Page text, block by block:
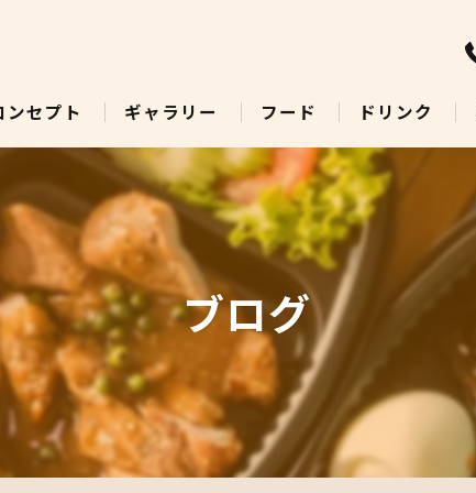
ンセプト ギャラリー フード ドリンク
ブログ